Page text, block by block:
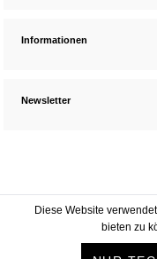
Informationen
Newsletter
Diese Website
bieten zu